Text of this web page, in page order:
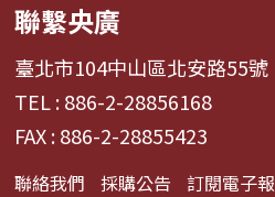
聯繫央廣
臺北市104中山區北安路55號
TEL : 886-2-28856168
FAX : 886-2-28855423
聯絡我們 採購公告 訂閱電子報